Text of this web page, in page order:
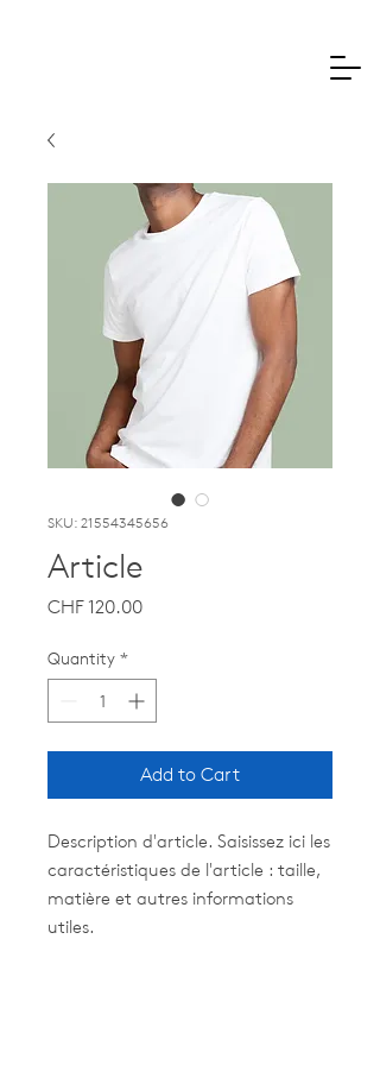
SKU: 21554345656
Article
CHF 120.00Price
Quantity *
Add to Cart
Description d'article. Saisissez ici les
caractéristiques de l'article : taille,
matière et autres informations
utiles.